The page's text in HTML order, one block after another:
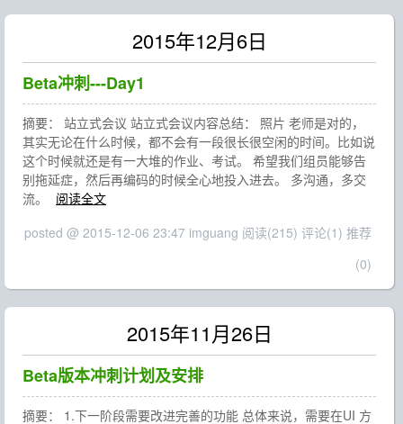
2015年12月6日
Beta冲刺---Day1
摘要： 站立式会议 站立式会议内容总结： 照片 老师是对的，
其实无论在什么时候，都不会有一段很长很空闲的时间。比如说
这个时候就还是有一大堆的作业、考试。 希望我们组员能够告
别拖延症，然后再编码的时候全心地投入进去。 多沟通，多交
流。
阅读全文
posted @ 2015-12-06 23:47 imguang 阅读(215) 评论(1) 推荐
(0)
2015年11月26日
Beta版本冲刺计划及安排
摘要： 1.下一阶段需要改进完善的功能 总体来说，需要在UI 方